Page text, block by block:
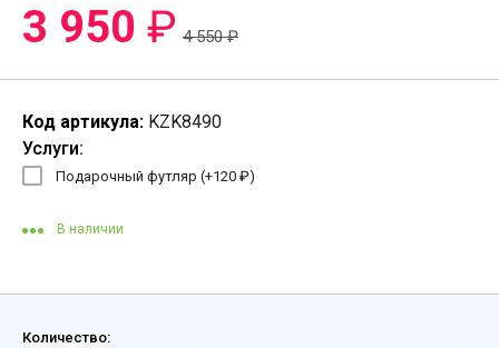
3 950 ₽ 4 550₽
Код артикула: KZK8490
Услуги:
Подарочный футляр (+120 ₽)
В наличии
Количество: